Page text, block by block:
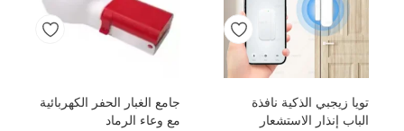
تويا زيجبي الذكية نافذة
الباب إنذار الاستشعار
جامع الغبار الحفر الكهربائية
مع وعاء الرماد